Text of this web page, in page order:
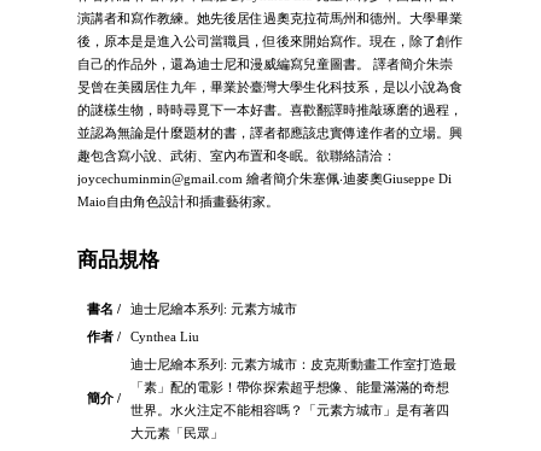
演講者和寫作教練。她先後居住過奧克拉荷馬州和德州。大學畢業
後，原本是是進入公司當職員，但後來開始寫作。現在，除了創作
自己的作品外，還為迪士尼和漫威編寫兒童圖書。 譯者簡介朱崇
旻曾在美國居住九年，畢業於臺灣大學生化科技系，是以小說為食
的謎樣生物，時時尋覓下一本好書。喜歡翻譯時推敲琢磨的過程，
並認為無論是什麼題材的書，譯者都應該忠實傳達作者的立場。興
趣包含寫小說、武術、室內布置和冬眠。欲聯絡請洽：
joycechuminmin@gmail.com 繪者簡介朱塞佩‧迪麥奧Giuseppe Di
Maio自由角色設計和插畫藝術家。
商品規格
書名 /
迪士尼繪本系列: 元素方城市
作者 /
Cynthea Liu
簡介 /
迪士尼繪本系列: 元素方城市：皮克斯動畫工作室打造最
「素」配的電影！帶你探索超乎想像、能量滿滿的奇想
世界。水火注定不能相容嗎？「元素方城市」是有著四
大元素「民眾」